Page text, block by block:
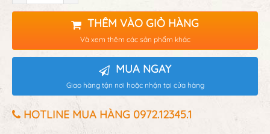
THÊM VÀO GIỎ HÀNG
Và xem thêm các sản phẩm khác
MUA NGAY
Giao hàng tận nơi hoặc nhận tại cửa hàng
HOTLINE MUA HÀNG 0972.12345.1